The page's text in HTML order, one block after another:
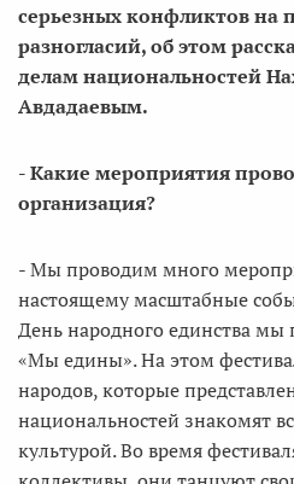
серьезных конфликтов на
разногласий, об этом
делам национальностей
Авдадаевым.
- Какие мероприятия
организация?
- Мы проводим много
настоящему масштабные
День народного единства мы
«Мы едины». На этом
народов, которые
национальностей знакомят
культурой. Во время